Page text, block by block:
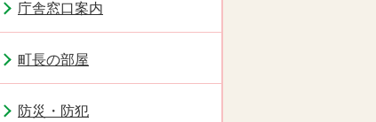
庁舎窓口案内
町長の部屋
防災・防犯